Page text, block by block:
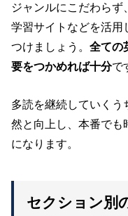
ジャンルにこだわら
学習サイトなどを活用
つけましょう。全ての
要をつかめれば十分で
多読を継続していくう
然と向上し、本番でも
になります。
セクション別